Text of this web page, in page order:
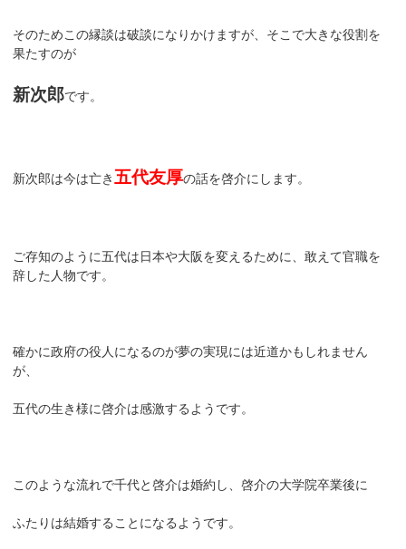
そのためこの縁談は破談になりかけますが、そこで大きな役割を
果たすのが
新次郎です。
新次郎は今は亡き 五代友厚の話を啓介にします。
ご存知のように五代は日本や大阪を変えるために、敢えて官職を
辞した人物です。
確かに政府の役人になるのが夢の実現には近道かもしれません
が、
五代の生き様に啓介は感激するようです。
このような流れで千代と啓介は婚約し、啓介の大学院卒業後に
ふたりは結婚することになるようです。